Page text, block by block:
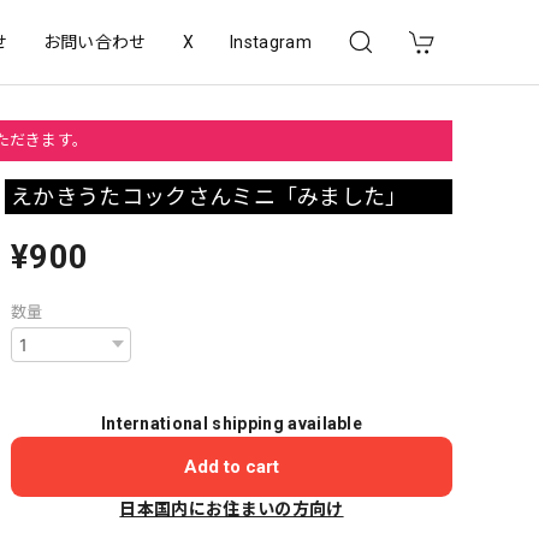
お問い合わせ X Instagram
きます。
えかきうたコックさんミニ「みました」
¥900
数量
International shipping available
Add to cart
日本国内にお住まいの方向け